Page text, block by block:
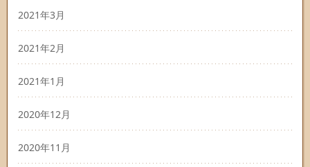
2021年3月
2021年2月
2021年1月
2020年12月
2020年11月